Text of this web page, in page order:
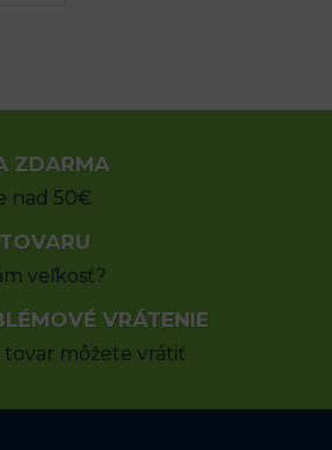
ZDARMA
nad 50€
veľkosť?
VRÁTENIE
môžete vrátiť